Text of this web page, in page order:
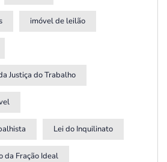
imóvel de leilão
Justiça do Trabalho
Lei do Inquilinato
da Fração Ideal